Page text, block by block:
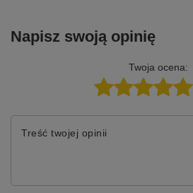
Napisz swoją opinię
Twoja ocena:
Treść twojej opinii